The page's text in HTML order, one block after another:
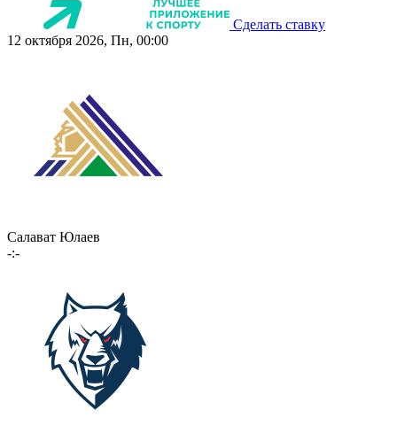
Сделать ставку
12 октября 2026, Пн, 00:00
Салават Юлаев
-:-